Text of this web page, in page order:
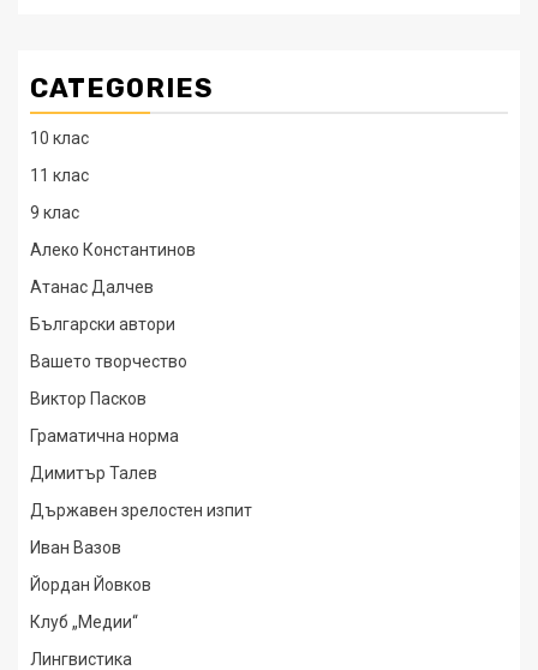
CATEGORIES
10 клас
11 клас
9 клас
Алеко Константинов
Атанас Далчев
Български автори
Вашето творчество
Виктор Пасков
Граматична норма
Димитър Талев
Държавен зрелостен изпит
Иван Вазов
Йордан Йовков
Клуб „Медии“
Лингвистика